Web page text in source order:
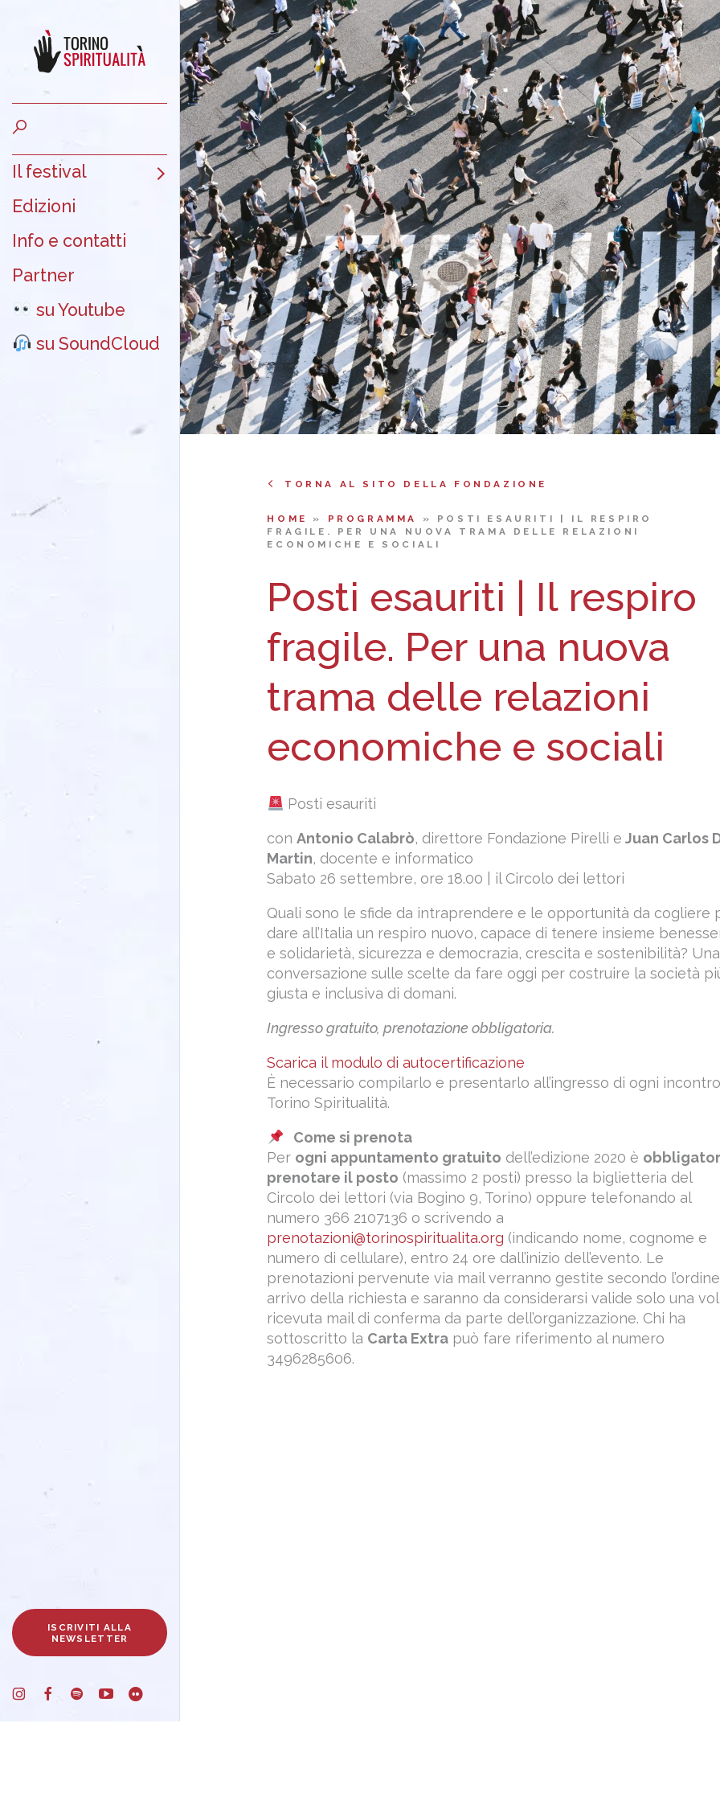
Il festival
Edizioni
Info e contatti
Partner
su Youtube
su SoundCloud
ISCRIVITI ALLA
NEWSLETTER
TORNA AL SITO DELLA FONDAZIONE
HOME » PROGRAMMA » POSTI ESAURITI | IL RESPIRO
FRAGILE. PER UNA NUOVA TRAMA DELLE RELAZIONI
ECONOMICHE E SOCIALI
Posti esauriti | Il respiro
fragile. Per una nuova
trama delle relazioni
economiche e sociali
Posti esauriti
conAntonio Calabrò, direttore Fondazione Pirelli e Juan Carlos
Martin, docente e informatico
Sabato 26 settembre, ore 18.00 | il Circolo dei lettori
Quali sono le sfide da intraprendere e le opportunità da cogliere
dare all’Italia un respiro nuovo, capace di tenere insieme
e solidarietà, sicurezza e democrazia, crescita e sostenibilità? Una
conversazione sulle scelte da fare oggi per costruire la società
giusta e inclusiva di domani.
Ingresso gratuito, prenotazione obbligatoria.
Scarica il modulo di autocertificazione
È necessario compilarlo e presentarlo all’ingresso di ogni
Torino Spiritualità.
Come si prenota
Per ogni appuntamento gratuito dell’edizione 2020 è
prenotare il posto (massimo 2 posti) presso la biglietteria del
Circolo dei lettori (via Bogino 9, Torino) oppure telefonando al
numero 366 2107136 o scrivendo a
prenotazioni@torinospiritualita.org (indicando nome, cognome e
numero di cellulare), entro 24 ore dall’inizio dell’evento. Le
prenotazioni pervenute via mail verranno gestite secondo
arrivo della richiesta e saranno da considerarsi valide solo una
ricevuta mail di conferma da parte dell’organizzazione. Chi ha
sottoscritto la Carta Extra può fare riferimento al numero
3496285606.